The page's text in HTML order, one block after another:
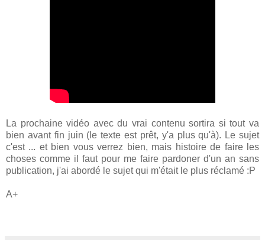
La prochaine vidéo avec du vrai contenu sortira si tout va
bien avant fin juin (le texte est prêt, y'a plus qu'à). Le sujet
c'est ... et bien vous verrez bien, mais histoire de faire les
choses comme il faut pour me faire pardoner d'un an sans
publication, j'ai abordé le sujet qui m'était le plus réclamé :P
A+